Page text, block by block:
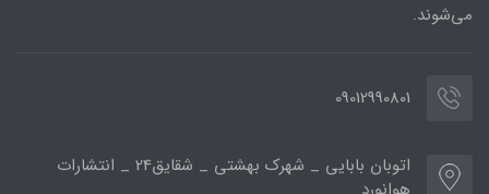
می‌شوند.
09012990801
اتوبان بابایی _ شهرک بهشتی _ شقایق24 _ انتشارات